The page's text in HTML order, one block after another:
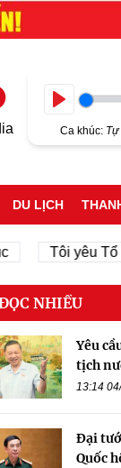
Ca khúc:
DU LỊCH
Tôi yêu Tổ quốc
NHIỀU
Yêu
tịch
13:14
Đại
Quốc